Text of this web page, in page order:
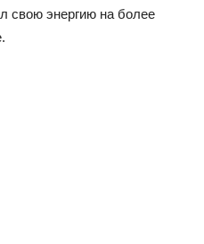
свою энергию на более